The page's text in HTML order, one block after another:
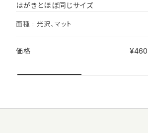
はがきとほぼ同じサイズ
面種 : 光沢、マット
価格 ¥460